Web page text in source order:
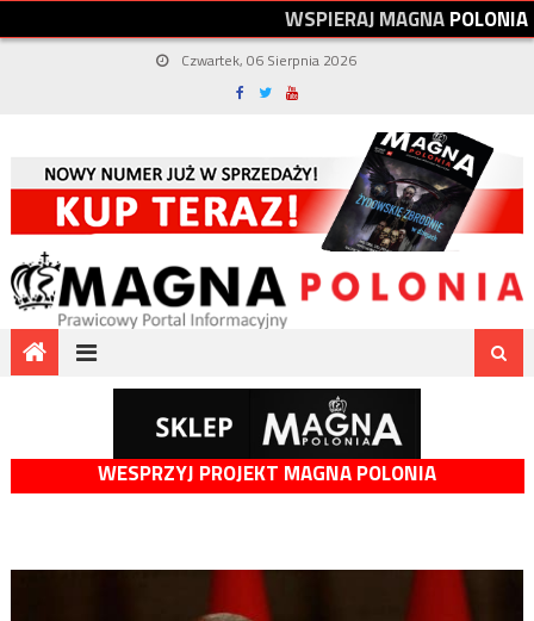
WSPIERAJMAGNAPOLONIA
Czwartek, 06 Sierpnia 2026
WESPRZYJ PROJEKT MAGNA POLONIA